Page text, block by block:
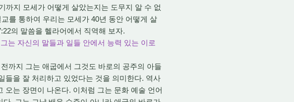
까지 모세가 어떻게 살았는지는 도무지 알 수 없
를 통하여 우리는 모세가 40년 동안 어떻게 살
의 말씀을 헬라어에서 직역해 보자.
는 자신의 말들과 일들 안에서 능력 있는 이로
까지 그는 애굽에서 그것도 바로의 공주의 아들
들을 잘 처리하고 있었다는 것을 의미한다. 역사
는 장면이 나온다. 이처럼 그는 문화 예술 언어